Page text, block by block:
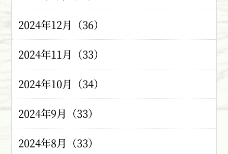
2024年12月（36）
2024年11月（33）
2024年10月（34）
2024年9月（33）
2024年8月（33）